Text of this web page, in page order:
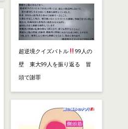
超逆境クイズバトル
99人の
壁 東大99人を振り返る 冒
頭で謝罪